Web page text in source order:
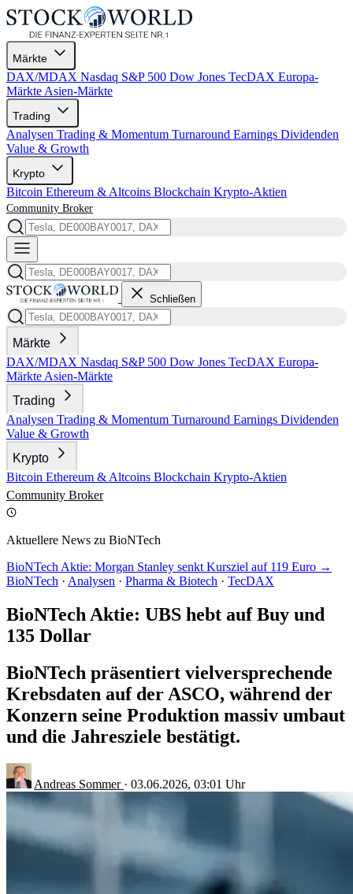
Märkte
DAX/MDAX Nasdaq S&P 500 Dow Jones TecDAX Europa-
Märkte Asien-Märkte
Trading
Analysen Trading & Momentum Turnaround Earnings Dividenden
Value & Growth
Krypto
Bitcoin Ethereum & Altcoins Blockchain Krypto-Aktien
Community Broker
Schließen
Märkte
DAX/MDAX Nasdaq S&P 500 Dow Jones TecDAX Europa-
Märkte Asien-Märkte
Trading
Analysen Trading & Momentum Turnaround Earnings Dividenden
Value & Growth
Krypto
Bitcoin Ethereum & Altcoins Blockchain Krypto-Aktien
Community Broker
Aktuellere News zu BioNTech
BioNTech Aktie: Morgan Stanley senkt Kursziel auf 119 Euro →
BioNTech · Analysen · Pharma & Biotech · TecDAX
BioNTech Aktie: UBS hebt auf Buy und
135 Dollar
BioNTech präsentiert vielversprechende
Krebsdaten auf der ASCO, während der
Konzern seine Produktion massiv umbaut
und die Jahresziele bestätigt.
Andreas Sommer · 03.06.2026, 03:01 Uhr